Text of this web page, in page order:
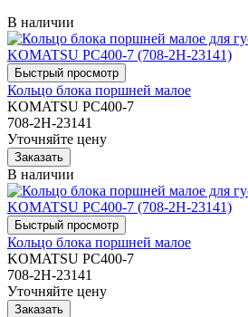
В наличии
Кольцо блока поршней малое
KOMATSU PC400-7
708-2H-23141
Уточняйте цену
В наличии
Кольцо блока поршней малое
KOMATSU PC400-7
708-2H-23141
Уточняйте цену